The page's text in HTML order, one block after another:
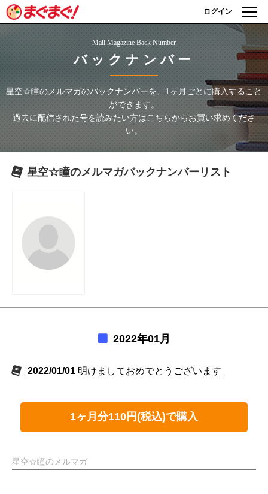
ログイン
Mail Magazine Back Number
バックナンバー
星空☆瞳のメルマガのバックナンバーを、1ヶ月ごとに購入すること
ができます。
過去に配信された号を読みたい方はこちらからお買い求めくださ
い。
星空☆瞳のメルマガバックナンバーリスト
2022年01月
2022/01/01 明けましておめでとうございます
1ヶ月分110円(税込)で購入
星空☆瞳のメルマガ